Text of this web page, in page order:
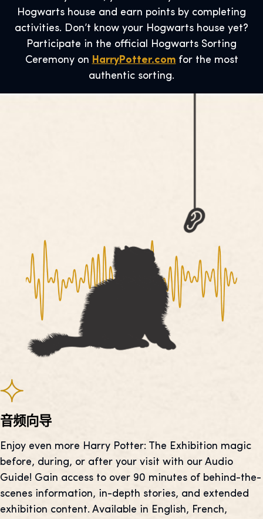
Hogwarts house and earn points by completing
activities. Don’t know your Hogwarts house yet?
Participate in the official Hogwarts Sorting
Ceremony on HarryPotter.com for the most
authentic sorting.
音频向导
Enjoy even more Harry Potter: The Exhibition magic
before, during, or after your visit with our Audio
Guide! Gain access to over 90 minutes of behind-the-
scenes information, in-depth stories, and extended
exhibition content. Available in English, French,